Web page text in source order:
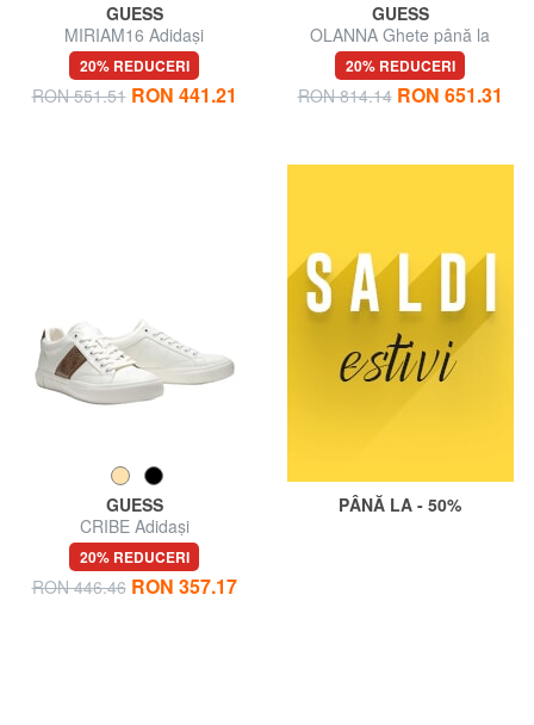
GUESS
MIRIAM16 Adidași
20% REDUCERI
RON 551.51 RON 441.21
GUESS
OLANNA Ghete până la
gleznă, toc de 4 cm
20% REDUCERI
RON 814.14 RON 651.31
GUESS
CRIBE Adidași
20% REDUCERI
RON 446.46 RON 357.17
PÂNĂ LA - 50%